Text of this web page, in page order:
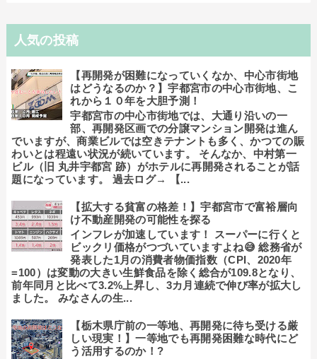
人気の投稿
【再開発が困難になっていくなか、中心市街地
はどうなるのか？】宇都宮市の中心市街地、こ
れから１０年を大胆予測！
宇都宮市の中心市街地では、大通り沿いの一
部、再開発区画での分譲マンション開発は進ん
でいますが、商業ビルでは空きテナントも多く、かつての賑
わいとは程遠い状況が続いています。 そんなか、中村第一
ビル（旧 丸井宇都宮 跡）がホテルに再開発されることが話
題になっています。 過去ログ→ 【...
【拡大する貧富の格差！】宇都宮市で富裕層向
け不動産開発の可能性を探る
インフレが加速しています！ スーパーに行くと
ビックリ価格がつづいていますよね😅 総務省が
発表した1月の消費者物価指数（CPI、2020年
=100）は変動の大きい生鮮食品を除く総合が109.8となり、
前年同月と比べて3.2%上昇し、3カ月連続で伸び率が拡大し
ました。 みなさんの生...
【栃木県庁前の一等地、再開発に待ち受ける厳
しい現実！】一等地でも再開発困難な時代にど
う活用するのか！?